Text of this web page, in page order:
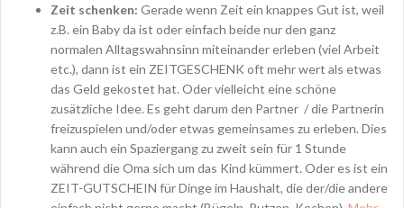
Zeit schenken: Gerade wenn Zeit ein knappes Gut ist, weil
z.B. ein Baby da ist oder einfach beide nur den ganz
normalen Alltagswahnsinn miteinander erleben (viel Arbeit
etc.), dann ist ein ZEITGESCHENK oft mehr wert als etwas
das Geld gekostet hat. Oder vielleicht eine schöne
zusätzliche Idee. Es geht darum den Partner / die Partnerin
freizuspielen und/oder etwas gemeinsames zu erleben. Dies
kann auch ein Spaziergang zu zweit sein für 1 Stunde
während die Oma sich um das Kind kümmert. Oder es ist ein
ZEIT-GUTSCHEIN für Dinge im Haushalt, die der/die andere